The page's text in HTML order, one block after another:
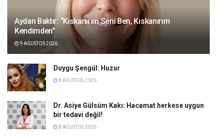
Aydan Baktır: “Kıskanırım Seni Ben, Kıskanırım
Kendimden”
9 AĞUSTOS 2026
Duygu Şengül: Huzur
8 AĞUSTOS 2026
Dr. Asiye Gülsüm Kakı: Hacamat herkese uygun
bir tedavi değil!
8 AĞUSTOS 2026